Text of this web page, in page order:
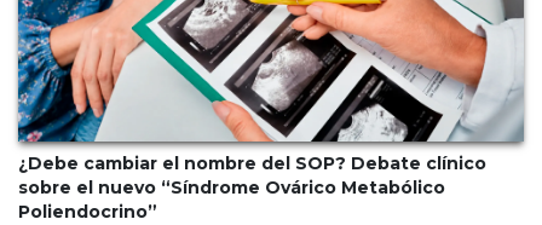
¿Debe cambiar el nombre del SOP? Debate clínico
sobre el nuevo “Síndrome Ovárico Metabólico
Poliendocrino”